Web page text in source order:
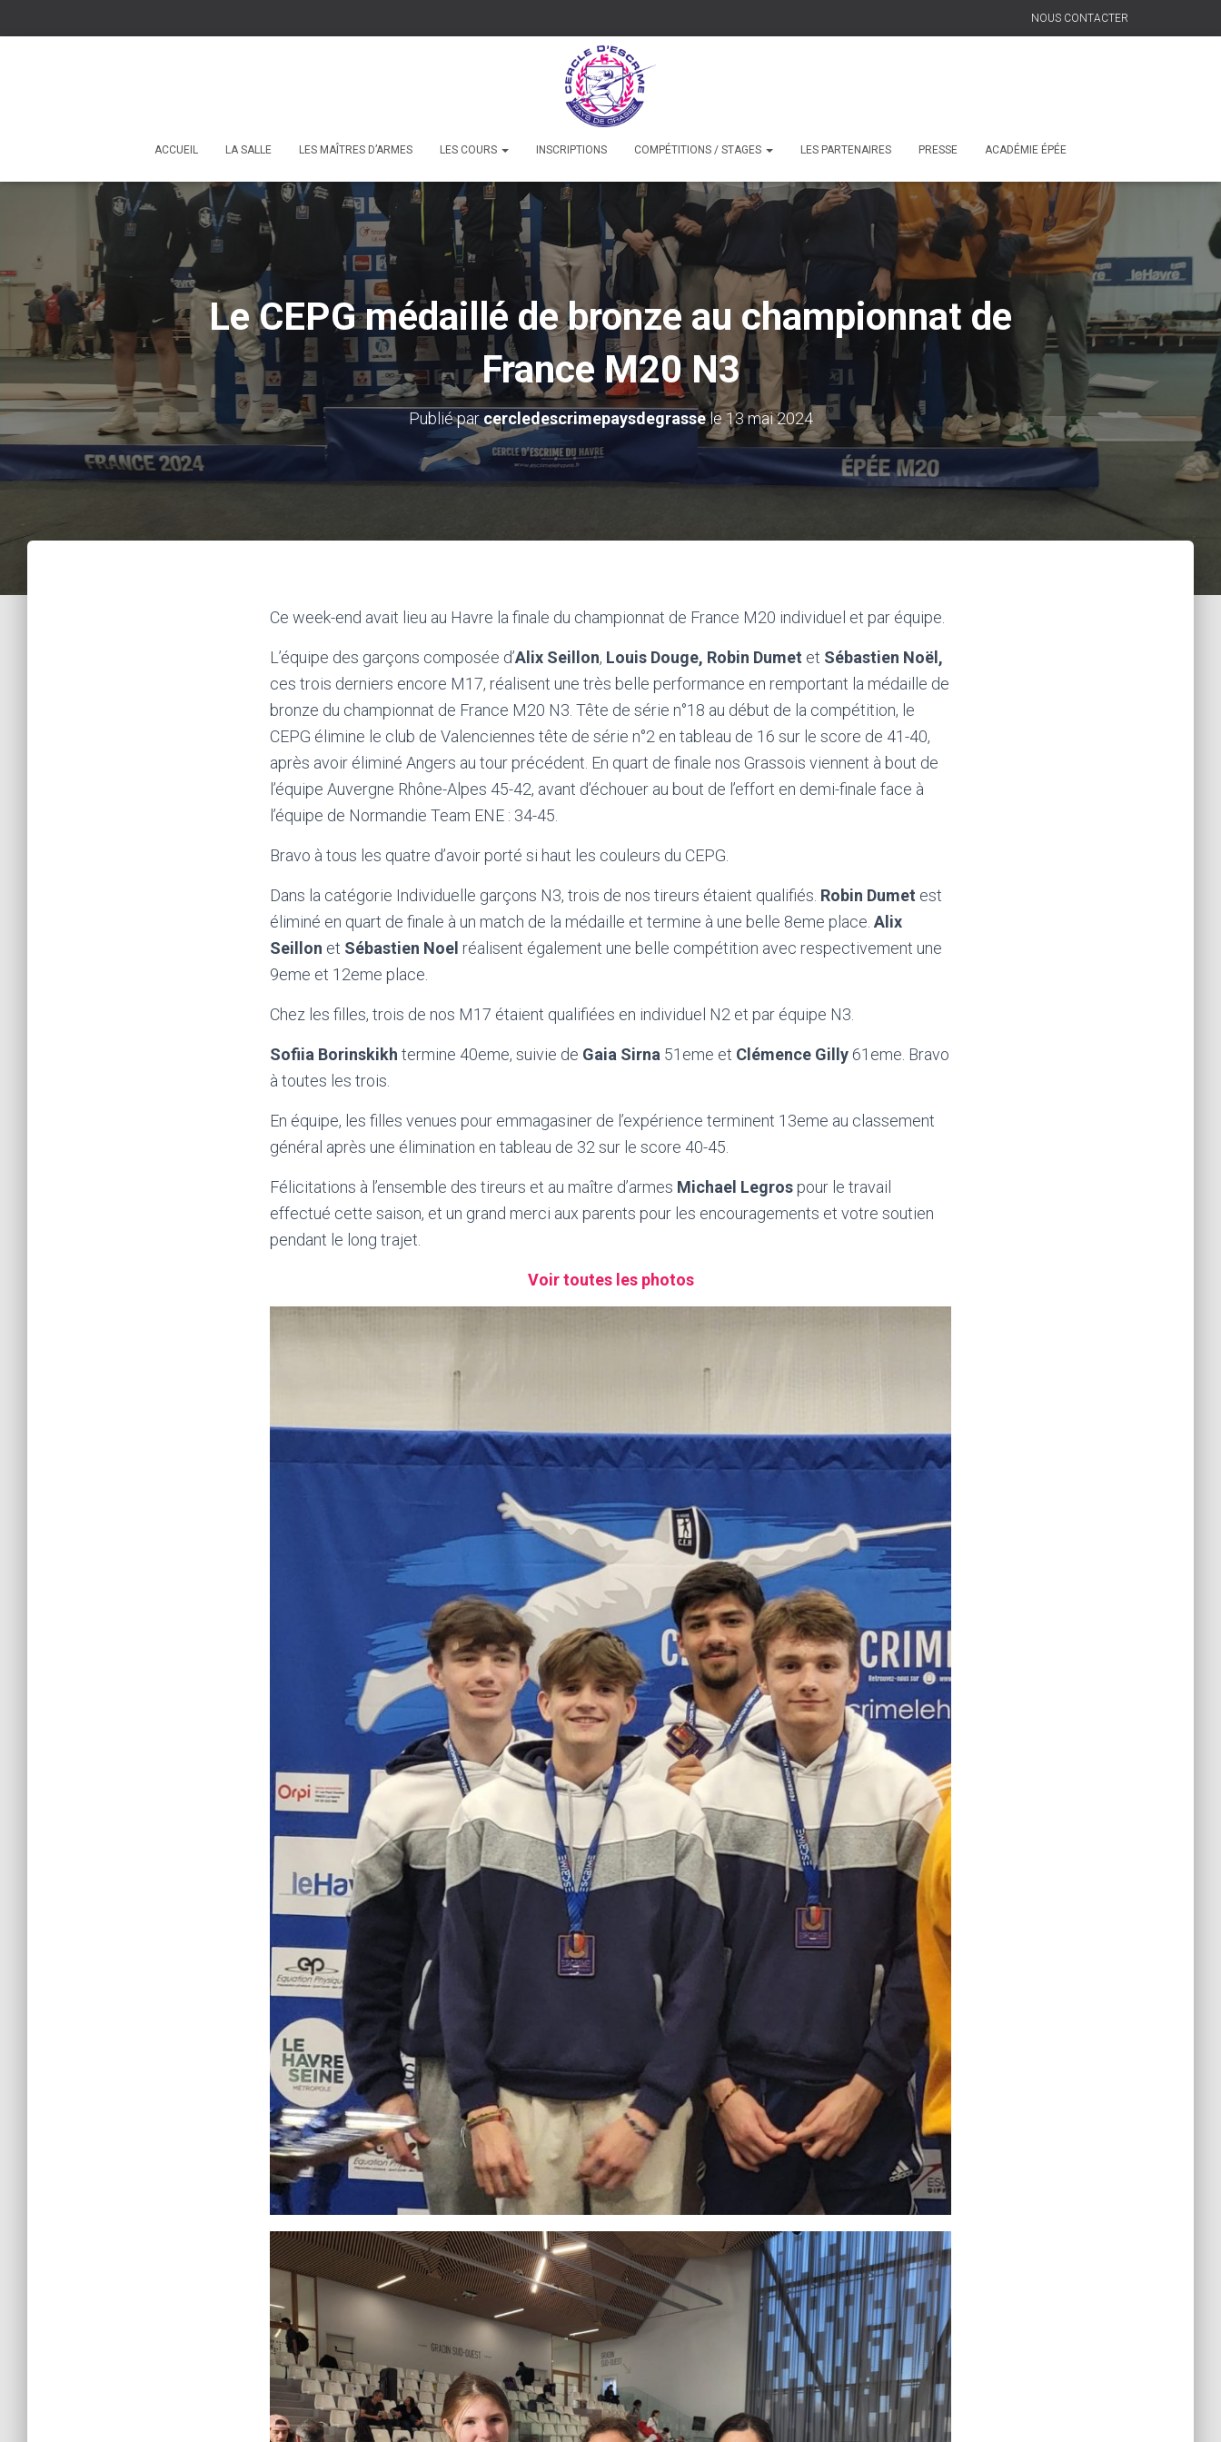
NOUS CONTACTER
ACCUEIL LA SALLE LES MAÎTRES D’ARMES LES COURS INSCRIPTIONS COMPÉTITIONS / STAGES LES PARTENAIRES PRESSE ACADÉMIE ÉPÉE
Le CEPG médaillé de bronze au championnat de
France M20 N3
Publié par cercledescrimepaysdegrassele13 mai 2024
Ce week-end avait lieu au Havre la finale du championnat de France M20 individuel et par équipe.
L’équipe des garçons composée d’Alix Seillon, Louis Douge, Robin Dumet et Sébastien Noël,
ces trois derniers encore M17, réalisent une très belle performance en remportant la médaille de
bronze du championnat de France M20 N3. Tête de série n°18 au début de la compétition, le
CEPG élimine le club de Valenciennes tête de série n°2 en tableau de 16 sur le score de 41-40,
après avoir éliminé Angers au tour précédent. En quart de finale nos Grassois viennent à bout de
l’équipe Auvergne Rhône-Alpes 45-42, avant d’échouer au bout de l’effort en demi-finale face à
l’équipe de Normandie Team ENE : 34-45.
Bravo à tous les quatre d’avoir porté si haut les couleurs du CEPG.
Dans la catégorie Individuelle garçons N3, trois de nos tireurs étaient qualifiés. Robin Dumet est
éliminé en quart de finale à un match de la médaille et termine à une belle 8eme place. Alix
Seillon et Sébastien Noel réalisent également une belle compétition avec respectivement une
9eme et 12eme place.
Chez les filles, trois de nos M17 étaient qualifiées en individuel N2 et par équipe N3.
Sofiia Borinskikh termine 40eme, suivie de Gaia Sirna 51eme et Clémence Gilly 61eme. Bravo
à toutes les trois.
En équipe, les filles venues pour emmagasiner de l’expérience terminent 13eme au classement
général après une élimination en tableau de 32 sur le score 40-45.
Félicitations à l’ensemble des tireurs et au maître d’armes Michael Legros pour le travail
effectué cette saison, et un grand merci aux parents pour les encouragements et votre soutien
pendant le long trajet.
Voir toutes les photos